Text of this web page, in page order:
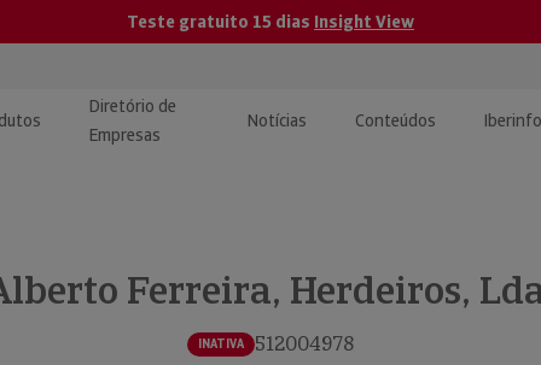
Teste gratuito 15 dias Insight View
e Monitorização de
Diretório de
Empresas
Notícias Conteúdos
| Estudos e
Ferreira, Herdeiros,
INATIVA 512004978